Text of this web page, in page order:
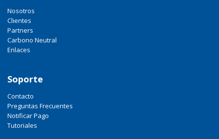
Nosotros
Clientes
Partners
Carbono Neutral
Enlaces
Soporte
Contacto
Preguntas Frecuentes
Notificar Pago
Tutoriales